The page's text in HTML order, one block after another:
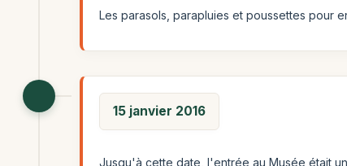
Les parasols, parapluies et poussettes pour
15 janvier 2016
Jusqu'à cette date, l'entrée au Musée était